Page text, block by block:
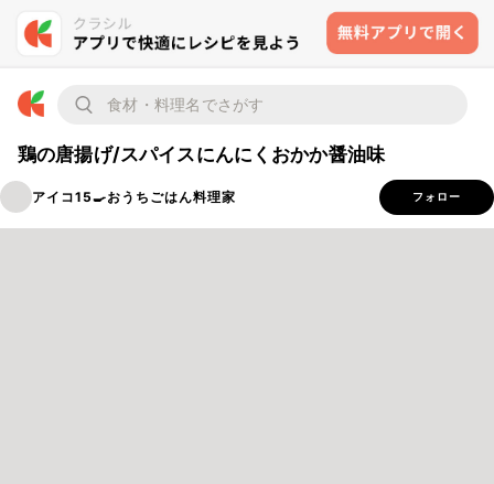
鶏の唐揚げ/スパイスにんにくおかか醤油味
アイコ15🍳おうちごはん料理家 フォロー